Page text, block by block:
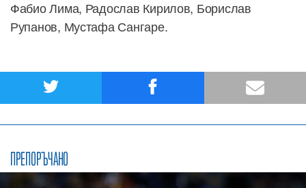
Фабио Лима, Радослав Кирилов, Борислав
Рупанов, Мустафа Сангаре.
ПРЕПОРЪЧАНО